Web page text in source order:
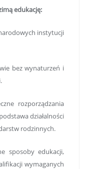
edukację:
instytucji
bez wynaturzeń i
rozporządzania
działalności
rodzinnych.
sposoby edukacji,
wymaganych